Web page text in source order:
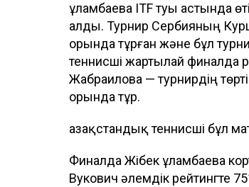
Құламбаева ITF туы астында
алды. Турнир Сербияның
орында тұрған және бұл
теннисші жартылай финалда
Жабраилова — турнирдің
орында тұр.
Қазақстандық теннисші бұл
Финалда Жібек Құламбаева
Вукович әлемдік рейтингте